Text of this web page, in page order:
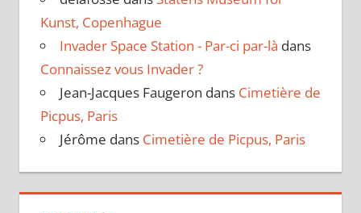
Kunst, Copenhague
Invader Space Station - Par-ci par-là dans
Connaissez vous Invader ?
Jean-Jacques Faugeron dans Cimetière de
Picpus, Paris
Jérôme dans Cimetière de Picpus, Paris